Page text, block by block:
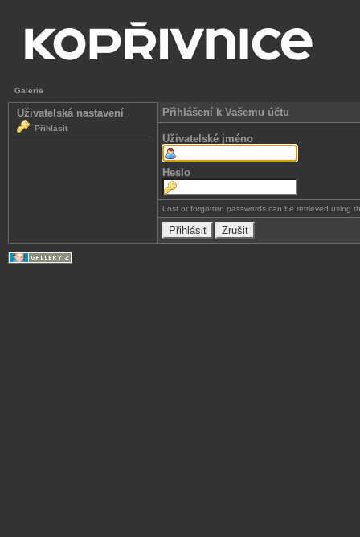
Galerie
Uživatelská nastavení
Přihlásit
Přihlášení k Vašemu účtu
Uživatelské jméno
Heslo
Lost or forgotten passwords can be retrieved using